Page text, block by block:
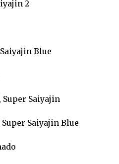
2
Blue
Super Saiyajin
Super Saiyajin Blue